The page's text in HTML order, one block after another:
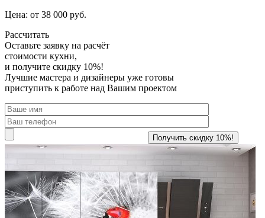
Цена: от 38 000 руб.
Рассчитать
Оставьте заявку на расчёт
стоимости кухни,
и получите скидку 10%!
Лучшие мастера и дизайнеры уже готовы
приступить к работе над Вашим проектом